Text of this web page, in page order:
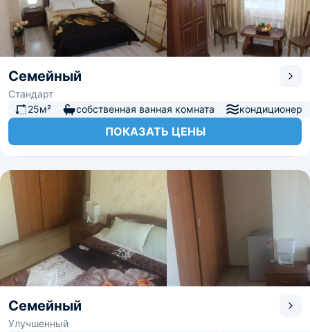
Семейный
Стандарт
25м²
собственная ванная комната кондиционер
ПОКАЗАТЬ ЦЕНЫ
Семейный
Улучшенный